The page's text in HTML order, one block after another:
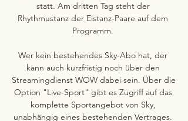
statt. Am dritten Tag steht der
Rhythmustanz der Eistanz-Paare auf dem
Programm.
Wer kein bestehendes Sky-Abo hat, der
kann auch kurzfristig noch über den
Streamingdienst WOW dabei sein. Über die
Option "Live-Sport" gibt es Zugriff auf das
komplette Sportangebot von Sky,
unabhängig eines bestehenden Vertrages.